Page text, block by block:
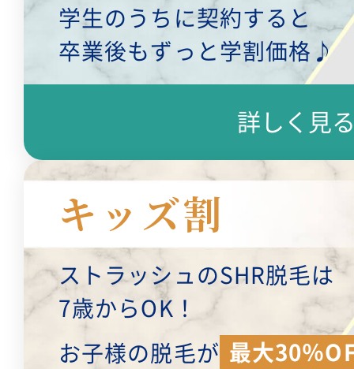
学生のうちに契約すると
卒業後もずっと学割価格♪
詳しく見
キッズ割
ストラッシュのSHR脱毛は
7歳からOK！
お子様の脱毛が 最大30％